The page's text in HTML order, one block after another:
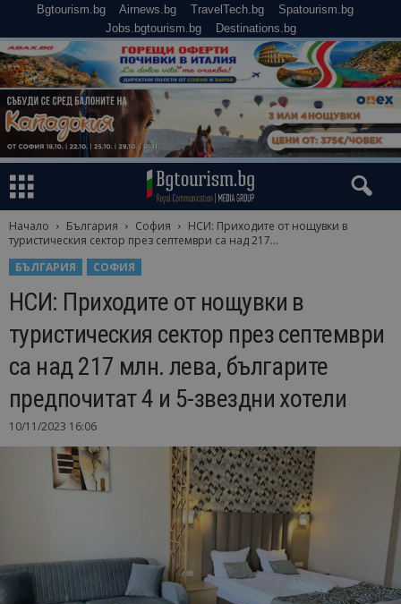
Bgtourism.bg Airnews.bg TravelTech.bg
Spatourism.bg
Jobs.bgtourism.bg
Destinations.bg
Начало България София
НСИ: Приходите от нощувки в
туристическия сектор през септември са над 217...
БЪЛГАРИЯ
СОФИЯ
НСИ: Приходите от нощувки в
туристическия сектор през септември
са над 217 млн. лева, българите
предпочитат 4 и 5-звездни хотели
10/11/2023 16:06